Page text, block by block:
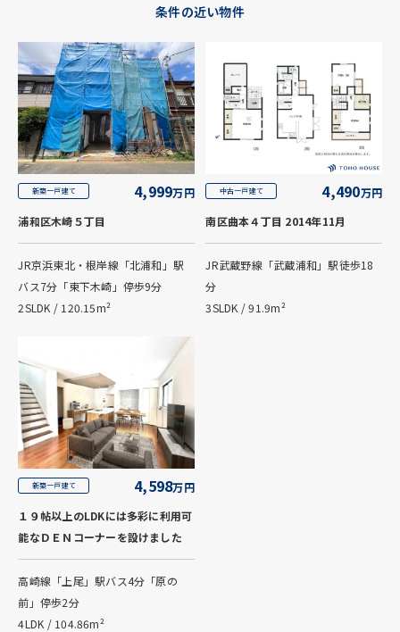
条件の近い物件
新築一戸建て 4,999万円
浦和区木崎５丁目
JR京浜東北・根岸線「北浦和」駅
バス7分「東下木崎」停歩9分
2SLDK / 120.15m²
中古一戸建て 4,490万円
南区曲本４丁目 2014年11月
JR武蔵野線「武蔵浦和」駅徒歩18
分
3SLDK / 91.9m²
新築一戸建て 4,598万円
１９帖以上のLDKには多彩に利用可
能なＤＥＮコーナーを設けました
高崎線「上尾」駅バス4分「原の
前」停歩2分
4LDK / 104.86m²